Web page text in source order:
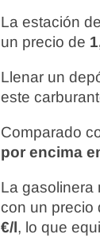
La estación
un precio de
Llenar un
este
Comparado
por encima
La gasolinera
con un precio
€/l, lo que